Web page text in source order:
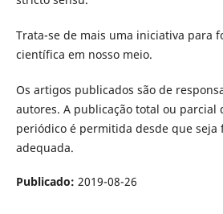
Trata-se de mais uma iniciativa para
científica em nosso meio.
Os artigos publicados são de
autores. A publicação total ou parcial
periódico é permitida desde que seja
adequada.
Publicado: 2019-08-26